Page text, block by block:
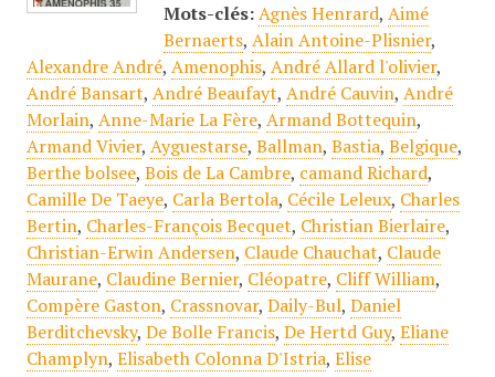
Mots-clés: Agnès Henrard, Aimé
Bernaerts, Alain Antoine-Plisnier,
Alexandre André, Amenophis, André Allard l'olivier,
André Bansart, André Beaufayt, André Cauvin, André
Morlain, Anne-Marie La Fère, Armand Bottequin,
Armand Vivier, Ayguestarse, Ballman, Bastia, Belgique,
Berthe bolsee, Bois de La Cambre, camand Richard,
Camille De Taeye, Carla Bertola, Cécile Leleux, Charles
Bertin, Charles-François Becquet, Christian Bierlaire,
Christian-Erwin Andersen, Claude Chauchat, Claude
Maurane, Claudine Bernier, Cléopatre, Cliff William,
Compère Gaston, Crassnovar, Daily-Bul, Daniel
Berditchevsky, De Bolle Francis, De Hertd Guy, Eliane
Champlyn, Elisabeth Colonna D'Istria, Elise